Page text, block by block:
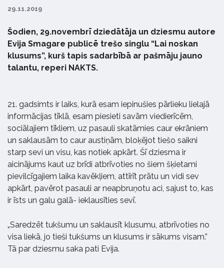
29.11.2019
Šodien, 29.novembrī dziedātāja un dziesmu autore
Evija Smagare publicē trešo singlu “Lai noskan
klusums”, kurš tapis sadarbībā ar pašmāju jauno
talantu, reperi NAKTS.
21. gadsimts ir laiks, kurā esam iepinušies pārlieku lielajā
informācijas tīklā, esam piesieti savām viedierīcēm,
sociālajiem tīkliem, uz pasauli skatāmies caur ekrāniem
un saklausām to caur austiņām, bloķējot tiešo saikni
starp sevi un visu, kas notiek apkārt. Šī dziesma ir
aicinājums kaut uz brīdi atbrīvoties no šiem šķietami
pievilcīgajiem laika kavēkļiem, attīrīt prātu un vidi sev
apkārt, pavērot pasauli ar neapbruņotu aci, sajust to, kas
ir īsts un galu galā- ieklausīties sevī.
„Saredzēt tukšumu un saklausīt klusumu, atbrīvoties no
visa liekā, jo tieši tukšums un klusums ir sākums visam.”
Tā par dziesmu saka pati Evija.